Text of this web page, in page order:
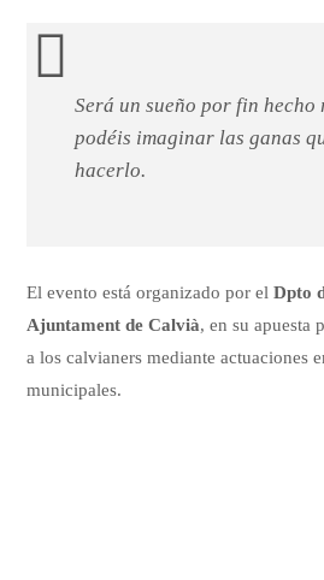
Será un sueño por fin hecho
podéis imaginar las ganas
hacerlo.
El evento está organizado por elDpto
Ajuntament de Calvià, en su apuesta
a los calvianers mediante actuaciones
municipales.